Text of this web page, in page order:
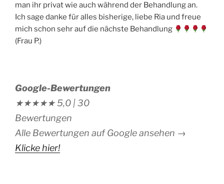
man ihr privat wie auch während der Behandlung an.
Ich sage danke für alles bisherige, liebe Ria und freue
mich schon sehr auf die nächste Behandlung
(Frau P.)
Google-Bewertungen
★★★★★5,0 |30
Bewertungen
Alle Bewertungen auf Google ansehen →
Klicke hier!